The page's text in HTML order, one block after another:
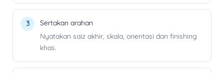
Sertakan arahan
Nyatakan saiz akhir, skala, orientasi dan finishing
khas.